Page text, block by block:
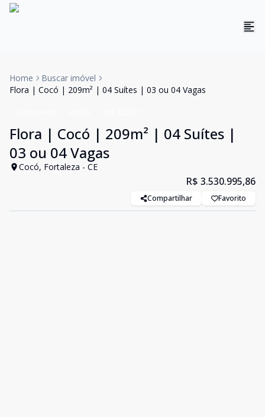
Home
Buscar imóvel
Flora | Cocó | 209m² | 04 Suítes | 03 ou 04 Vagas
Flora | Cocó | 209m² | 04 Suítes |
03 ou 04 Vagas
Cocó, Fortaleza - CE
R$ 3.530.995,86
Compartilhar Favorito